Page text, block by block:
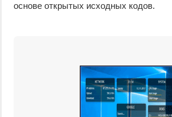
основе открытых исходных кодов.